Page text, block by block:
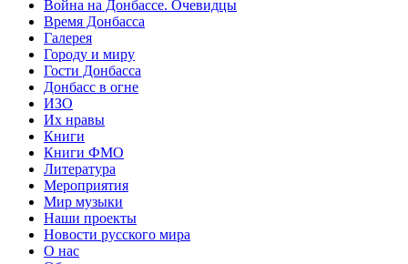
Война на Донбассе. Очевидцы
Время Донбасса
Галерея
Городу и миру
Гости Донбасса
Донбасс в огне
ИЗО
Их нравы
Книги
Книги ФМО
Литература
Мероприятия
Мир музыки
Наши проекты
Новости русского мира
О нас